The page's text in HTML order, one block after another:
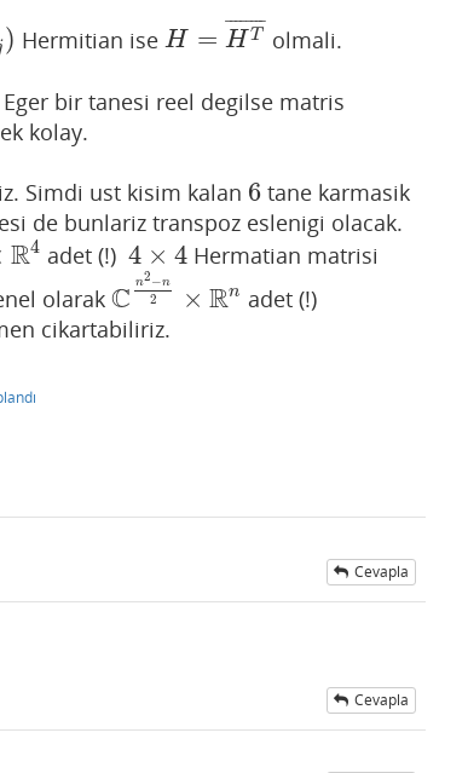
) Hermitian iseH = H T
¯ ¯
¯¯¯¯¯¯
H= HT ¯ olmali.
bir tanesi reel degilse matris
kolay.
Simdi ust kisim kalan 6
6 tane karmasik
de bunlariz transpoz eslenigi olacak.
R4 adet (!)4 × 4
4×4
Hermatian matrisi
olarak C n2−n
2 × Rn
Cn2−n 2× Rn adet (!)
cikartabiliriz.
Cevapla
Cevapla